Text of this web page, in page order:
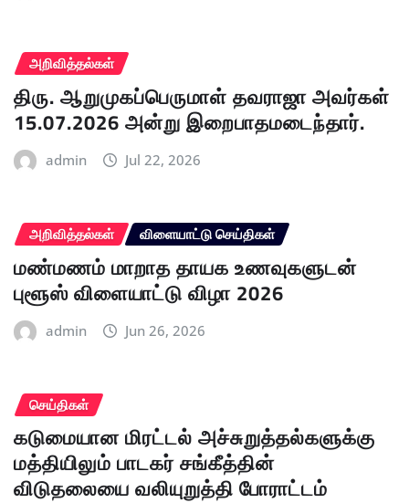
அறிவித்தல்கள்
திரு. ஆறுமுகப்பெருமாள் தவராஜா அவர்கள்
15.07.2026 அன்று இறைபாதமடைந்தார்.
admin Jul 22, 2026
அறிவித்தல்கள் விளையாட்டு செய்திகள்
மண்மணம் மாறாத தாயக உணவுகளுடன்
புளூஸ் விளையாட்டு விழா 2026
admin Jun 26, 2026
செய்திகள்
கடுமையான மிரட்டல் அச்சுறுத்தல்களுக்கு
மத்தியிலும் பாடகர் சங்கீத்தின்
விடுதலையை வலியுறுத்தி போராட்டம்